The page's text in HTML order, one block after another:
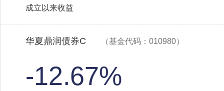
成立以来收益
华夏鼎润债券C （基金代码：010980）
-12.67%